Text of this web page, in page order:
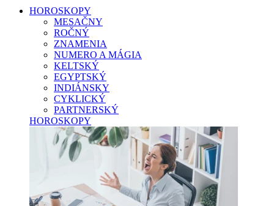
HOROSKOPY
MESAČNY
ROČNÝ
ZNAMENIA
NUMERO A MÁGIA
KELTSKÝ
EGYPTSKÝ
INDIÁNSKY
CYKLICKÝ
PARTNERSKÝ
HOROSKOPY